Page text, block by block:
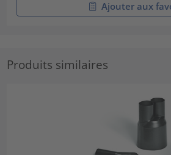
Ajouter aux
Produits similaires